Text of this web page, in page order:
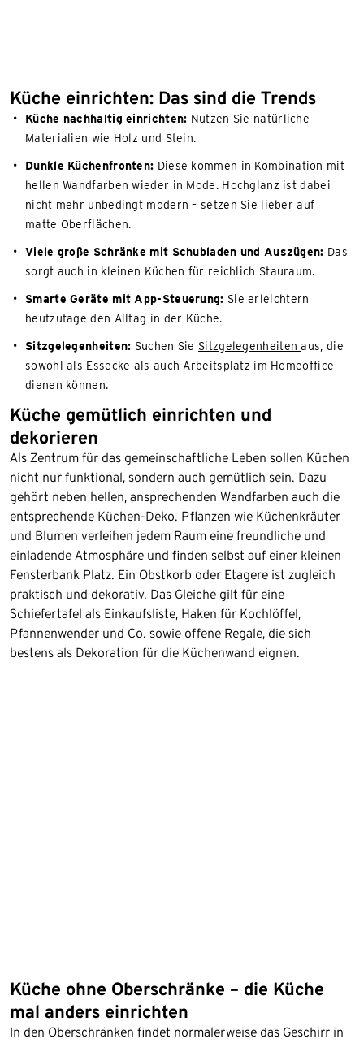
Küche einrichten: Das sind die Trends
Küche nachhaltig einrichten: Nutzen Sie natürliche
Materialien wie Holz und Stein.
Dunkle Küchenfronten: Diese kommen in Kombination mit
hellen Wandfarben wieder in Mode. Hochglanz ist dabei
nicht mehr unbedingt modern – setzen Sie lieber auf
matte Oberflächen.
Viele große Schränke mit Schubladen und Auszügen: Das
sorgt auch in kleinen Küchen für reichlich Stauraum.
Smarte Geräte mit App-Steuerung: Sie erleichtern
heutzutage den Alltag in der Küche.
Sitzgelegenheiten: Suchen Sie Sitzgelegenheitenaus, die
sowohl als Essecke als auch Arbeitsplatz im Homeoffice
dienen können.
Küche gemütlich einrichten und
dekorieren
Als Zentrum für das gemeinschaftliche Leben sollen Küchen
nicht nur funktional, sondern auch gemütlich sein. Dazu
gehört neben hellen, ansprechenden Wandfarben auch die
entsprechende Küchen-Deko. Pflanzen wie Küchenkräuter
und Blumen verleihen jedem Raum eine freundliche und
einladende Atmosphäre und finden selbst auf einer kleinen
Fensterbank Platz. Ein Obstkorb oder Etagere ist zugleich
praktisch und dekorativ. Das Gleiche gilt für eine
Schiefertafel als Einkaufsliste, Haken für Kochlöffel,
Pfannenwender und Co. sowie offene Regale, die sich
bestens als Dekoration für die Küchenwand eignen.
Küche ohne Oberschränke – die Küche
mal anders einrichten
In den Oberschränken findet normalerweise das Geschirr in